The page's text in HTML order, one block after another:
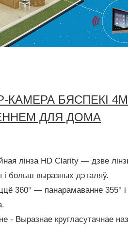
КАМЕРА БЯСПЕКІ
ДЛЯ ДОМА
лінза HD Clarity — дзве
больш выразных дэталяў.
360° — панарамаванне 355° і
- Выразнае кругласутачнае